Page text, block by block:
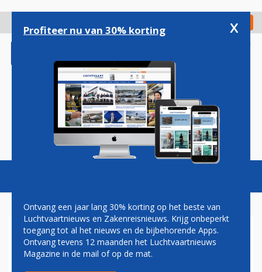
gaan
Check in
Magazine Podcasts Vacatures
ROTTERDAM AIRPORT
GESTART MET NIEUWE
Profiteer nu van 30% korting x
Ontvang een jaar lang 30% korting op het beste van
Luchtvaartnieuws en Zakenreisnieuws. Krijg onbeperkt
toegang tot al het nieuws en de bijbehorende Apps.
Ontvang tevens 12 maanden het Luchtvaartnieuws
Magazine in de mail of op de mat.